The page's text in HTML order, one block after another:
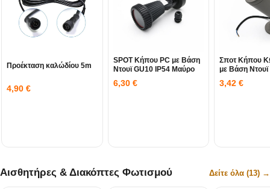
Προέκταση καλώδίου 5m
4,90 €
SPOT Κήπου PC με Βάση
Ντουϊ GU10 IP54 Μαύρο
6,30 €
Σποτ Κήπου
με Βάση
3,42€
Αισθητήρες & Διακόπτες Φωτισμού Δείτε όλα (13) →